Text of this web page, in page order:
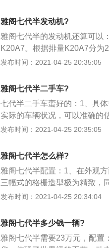
提高行车安全性。
雅阁七代半发动机?
雅阁七代半的发动机还算可以
K20A7。根据排量K20A7分为
版本为119千瓦。J30A4为3.0
好看的；3、就是内饰的质感
会出现难看的磨损，那是非常
用，你会发现手经常抓的地方
是放在现在，随便一个8万左
在提升之中。
发布时间：2021-04-25 20:35:05
雅阁七代半二手车?
七代半二手车蛮好的：1、具
实际的车辆状况，可以准确的
况，查看发动机外观，识别漏
没有调校好；蓝色说明发动机
查车辆行驶性能，查验离合器
挡，假如发动机未像正常情况
发布时间：2021-04-25 20:35:05
雅阁七代半怎么样?
雅阁七代半配置：1、在外观
三幅式的格栅造型极为精致，
高达威猛，同时新车还具有了
摆脱了之前美式车型的粗犷风
派风格打造，整体的布局更为
细腻，仪表盘设计同样很精致
发布时间：2021-04-25 20:34:04
雅阁七代半多少钱一辆?
雅阁七代半需要23万元，配置